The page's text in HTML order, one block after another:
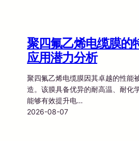
聚四氟乙烯电缆膜的
应用潜力分析
聚四氟乙烯电缆膜因其卓越的性能
造。该膜具备优异的耐高温、耐化
能够有效提升电…
2026-08-07